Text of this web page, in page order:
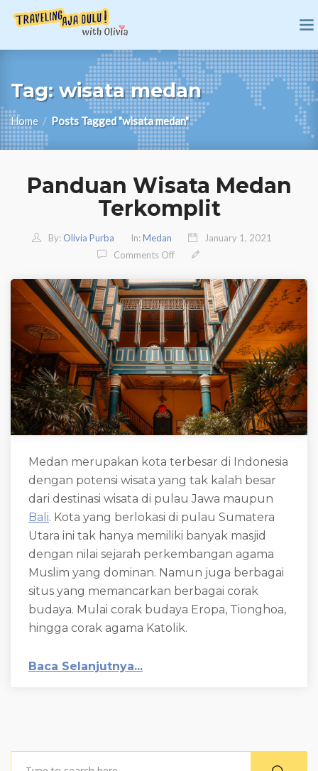
Tag: wisata medan
Home / Posts Tagged "wisata medan"
Panduan Wisata Medan
Terkomplit
By: Olivia Purba In: Medan
January 1, 2021
Comments OffOn Panduan Wisata Medan
Medan merupakan kota terbesar di Indonesia
dengan potensi wisata yang tak kalah besar
dari destinasi wisata di pulau Jawa maupun
Bali. Kota yang berlokasi di pulau Sumatera
Utara ini tak hanya memiliki banyak masjid
dengan nilai sejarah perkembangan agama
Muslim yang dominan. Namun juga berbagai
situs yang memancarkan berbagai corak
budaya. Mulai corak budaya Eropa, Tionghoa,
hingga corak agama Katolik.
Baca Selanjutnya...